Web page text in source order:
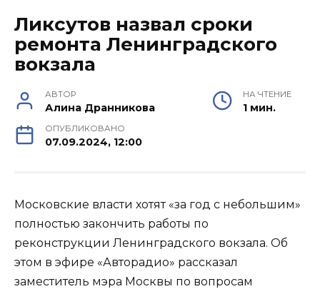
Ликсутов назвал сроки
ремонта Ленинградского
вокзала
АВТОР
Алина Дранникова
НА ЧТЕНИЕ
1 мин.
ОПУБЛИКОВАНО
07.09.2024, 12:00
Московские власти хотят «за год с небольшим»
полностью закончить работы по
реконструкции Ленинградского вокзала. Об
этом в эфире «Авторадио» рассказал
заместитель мэра Москвы по вопросам